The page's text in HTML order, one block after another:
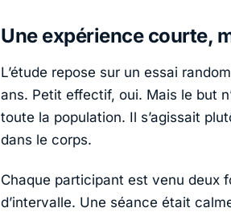
Une expérience courte,
L’étude repose sur un essai
ans. Petit effectif, oui. Mais le but
toute la population. Il s’agissait
dans le corps.
Chaque participant est venu deux
d’intervalle. Une séance était